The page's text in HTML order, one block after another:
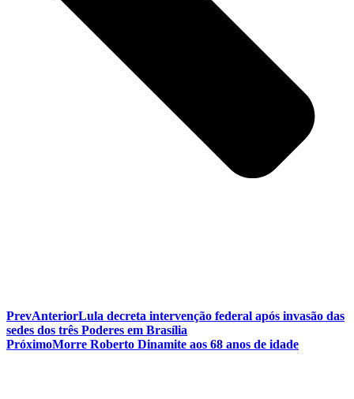
PrevAnteriorLula decreta intervenção federal após invasão das
sedes dos três Poderes em Brasília
PróximoMorre Roberto Dinamite aos 68 anos de idade